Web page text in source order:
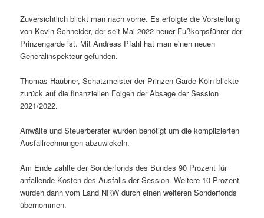
Zuversichtlich blickt man nach vorne. Es erfolgte die Vorstellung
von Kevin Schneider, der seit Mai 2022 neuer Fußkorpsführer der
Prinzengarde ist. Mit Andreas Pfahl hat man einen neuen
Generalinspekteur gefunden.
Thomas Haubner, Schatzmeister der Prinzen-Garde Köln blickte
zurück auf die finanziellen Folgen der Absage der Session
2021/2022.
Anwälte und Steuerberater wurden benötigt um die komplizierten
Ausfallrechnungen abzuwickeln.
Am Ende zahlte der Sonderfonds des Bundes 90 Prozent für
anfallende Kosten des Ausfalls der Session. Weitere 10 Prozent
wurden dann vom Land NRW durch einen weiteren Sonderfonds
übernommen.